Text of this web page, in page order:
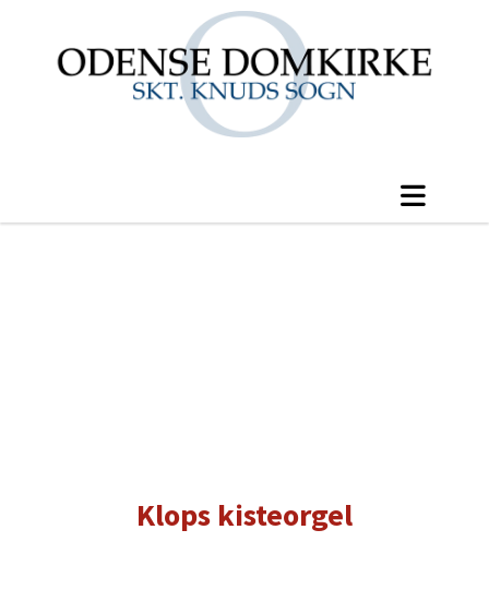
Klops kisteorgel